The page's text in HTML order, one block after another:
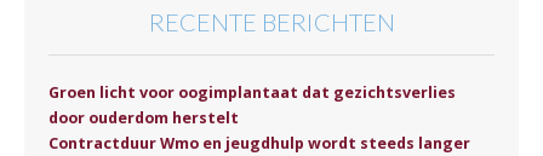
RECENTE BERICHTEN
Groen licht voor oogimplantaat dat gezichtsverlies
door ouderdom herstelt
Contractduur Wmo en jeugdhulp wordt steeds langer